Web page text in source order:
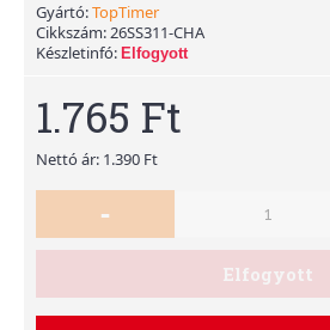
Gyártó:TopTimer
Cikkszám:26SS311-CHA
Készletinfó: Elfogyott
1.765 Ft
Nettó ár: 1.390 Ft
-
Elfogyott